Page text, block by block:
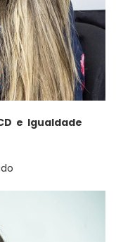
e Igualdade